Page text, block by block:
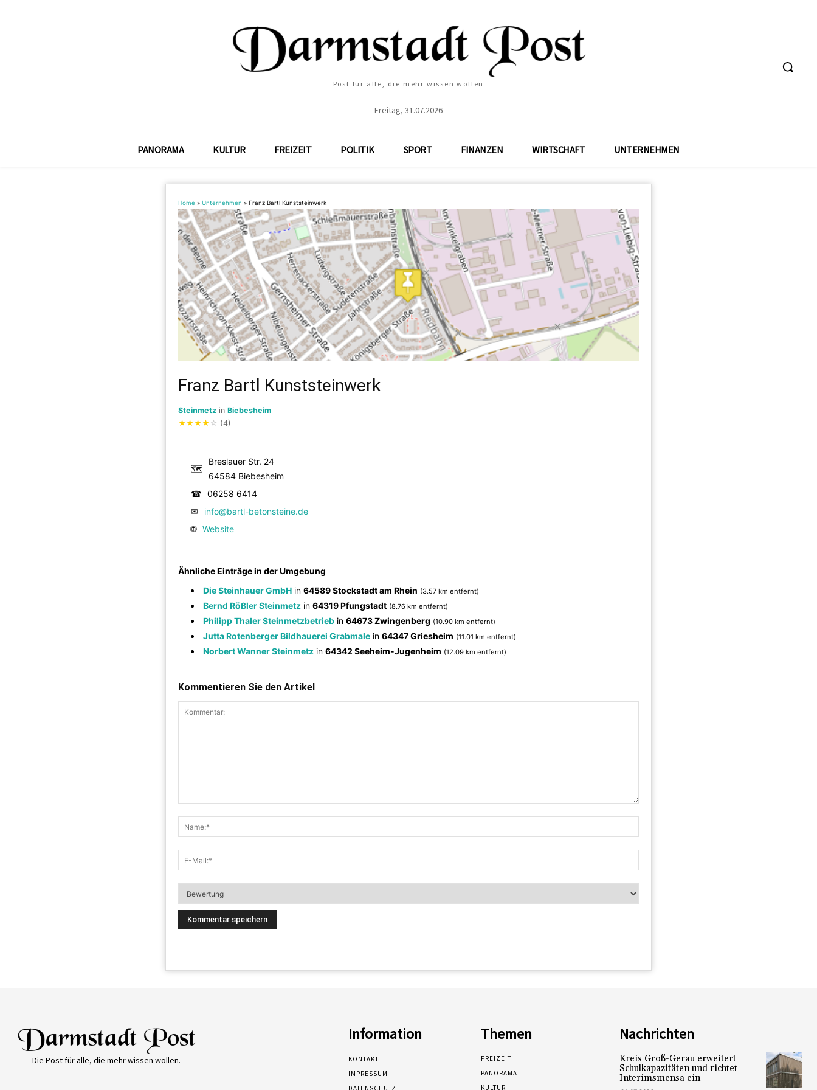
Post für alle, die mehr wissen wollen
Freitag, 31.07.2026
PANORAMA KULTUR FREIZEIT POLITIK SPORT FINANZEN WIRTSCHAFT UNTERNEHMEN
Home » Unternehmen » Franz Bartl Kunststeinwerk
Franz Bartl Kunststeinwerk
Steinmetz in Biebesheim
★★★★ ☆ (4)
🗺
Breslauer Str. 24
64584 Biebesheim
☎ 06258 6414
✉
info@bartl-betonsteine.de
🌐 Website
Ähnliche Einträge in der Umgebung
Die Steinhauer GmbH in 64589 Stockstadt am Rhein (3.57 km entfernt)
Bernd Rößler Steinmetz in 64319 Pfungstadt (8.76 km entfernt)
Philipp Thaler Steinmetzbetrieb in 64673 Zwingenberg (10.90 km entfernt)
Jutta Rotenberger Bildhauerei Grabmale in 64347 Griesheim (11.01 km entfernt)
Norbert Wanner Steinmetz in 64342 Seeheim-Jugenheim (12.09 km entfernt)
Kommentieren Sie den Artikel
Die Post für alle, die mehr wissen wollen.
Information
KONTAKT
IMPRESSUM
DATENSCHUTZ
Themen
FREIZEIT
PANORAMA
KULTUR
Nachrichten
Kreis Groß-Gerau erweitert
Schulkapazitäten und richtet
Interimsmensa ein